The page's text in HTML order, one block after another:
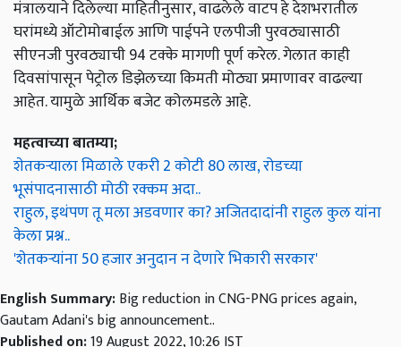
मंत्रालयाने दिलेल्या माहितीनुसार, वाढलेले वाटप हे देशभरातील
घरांमध्ये ऑटोमोबाईल आणि पाईपने एलपीजी पुरवठ्यासाठी
सीएनजी पुरवठ्याची 94 टक्के मागणी पूर्ण करेल. गेलात काही
दिवसांपासून पेट्रोल डिझेलच्या किमती मोठ्या प्रमाणावर वाढल्या
आहेत. यामुळे आर्थिक बजेट कोलमडले आहे.
महत्वाच्या बातम्या;
शेतकऱ्याला मिळाले एकरी 2 कोटी 80 लाख, रोडच्या
भूसंपादनासाठी मोठी रक्कम अदा..
राहुल, इथंपण तू मला अडवणार का? अजितदादांनी राहुल कुल यांना
केला प्रश्न..
'शेतकऱ्यांना 50 हजार अनुदान न देणारे भिकारी सरकार'
English Summary:Big reduction in CNG-PNG prices again,
Gautam Adani's big announcement..